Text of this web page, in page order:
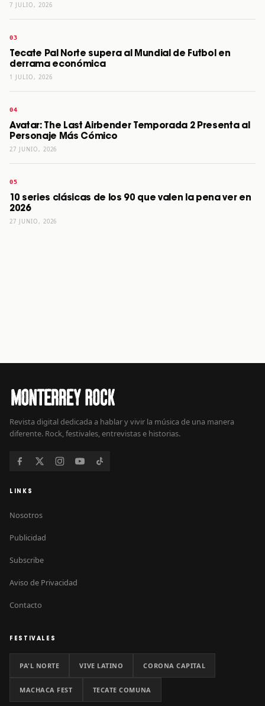
7 JULIO, 2026
Tecate Pal Norte supera al Mundial de Futbol en
derrama económica
1 JULIO, 2026
Avatar: The Last Airbender Temporada 2 Presenta al
Personaje Más Cómico
27 JUNIO, 2026
10 series clásicas de los 90 que valen la pena ver en
2026
27 JUNIO, 2026
Revista digital dedicada a hablar y vivir la música de una manera
diferente. Rock, festivales, entrevistas e historias.
LINKS
Nosotros
Publicidad
Subscribe
Aviso de Privacidad
Contacto
FESTIVALES
PA'L NORTE VIVE LATINO CORONA CAPITAL
MACHACA FEST TECATE COMUNA